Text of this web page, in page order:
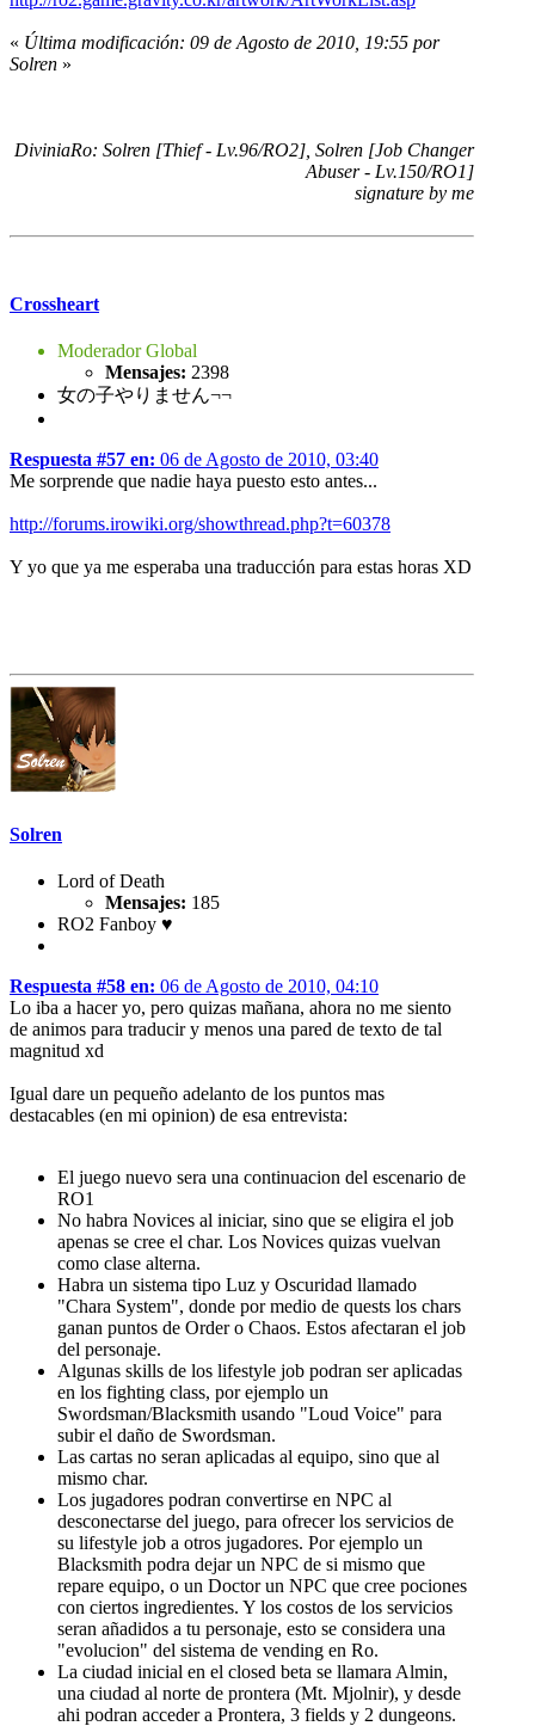
« Última modificación: 09 de Agosto de 2010, 19:55 por
Solren »
DiviniaRo: Solren [Thief - Lv.96/RO2], Solren [Job Changer
Abuser - Lv.150/RO1]
signature by me
Crossheart
Moderador Global
Mensajes: 2398
女の子やりません¬¬
Respuesta #57 en: 06 de Agosto de 2010, 03:40
Me sorprende que nadie haya puesto esto antes...
http://forums.irowiki.org/showthread.php?t=60378
Y yo que ya me esperaba una traducción para estas horas XD
Solren
Lord of Death
Mensajes: 185
RO2 Fanboy ♥
Respuesta #58 en: 06 de Agosto de 2010, 04:10
Lo iba a hacer yo, pero quizas mañana, ahora no me siento
de animos para traducir y menos una pared de texto de tal
magnitud xd
Igual dare un pequeño adelanto de los puntos mas
destacables (en mi opinion) de esa entrevista:
El juego nuevo sera una continuacion del escenario de
RO1
No habra Novices al iniciar, sino que se eligira el job
apenas se cree el char. Los Novices quizas vuelvan
como clase alterna.
Habra un sistema tipo Luz y Oscuridad llamado
"Chara System", donde por medio de quests los chars
ganan puntos de Order o Chaos. Estos afectaran el job
del personaje.
Algunas skills de los lifestyle job podran ser aplicadas
en los fighting class, por ejemplo un
Swordsman/Blacksmith usando "Loud Voice" para
subir el daño de Swordsman.
Las cartas no seran aplicadas al equipo, sino que al
mismo char.
Los jugadores podran convertirse en NPC al
desconectarse del juego, para ofrecer los servicios de
su lifestyle job a otros jugadores. Por ejemplo un
Blacksmith podra dejar un NPC de si mismo que
repare equipo, o un Doctor un NPC que cree pociones
con ciertos ingredientes. Y los costos de los servicios
seran añadidos a tu personaje, esto se considera una
"evolucion" del sistema de vending en Ro.
La ciudad inicial en el closed beta se llamara Almin,
una ciudad al norte de prontera (Mt. Mjolnir), y desde
ahi podran acceder a Prontera, 3 fields y 2 dungeons.